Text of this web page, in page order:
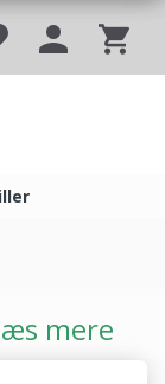
mere